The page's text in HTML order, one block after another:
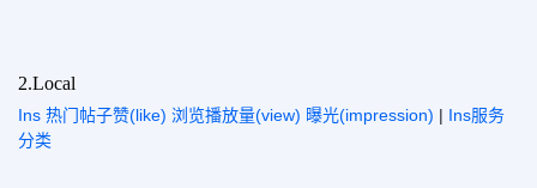
2.Local
Ins 热门帖子赞(like) 浏览播放量(view) 曝光(impression) | Ins服务
分类